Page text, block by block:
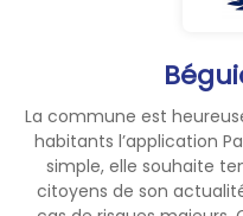
La commune est
habitants l’application
simple, elle souhaite
citoyens de son